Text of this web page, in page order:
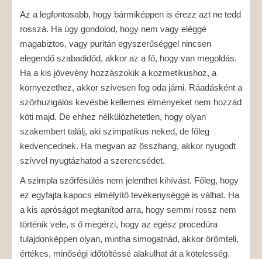
Az a legfontosabb, hogy bármiképpen is érezz azt ne tedd
rosszá. Ha úgy gondolod, hogy nem vagy eléggé
magabiztos, vagy puritán egyszerűséggel nincsen
elegendő szabadidőd, akkor az a fő, hogy van megoldás.
Ha a kis jövevény hozzászokik a kozmetikushoz, a
környezethez, akkor szívesen fog oda járni. Ráadásként a
szőrhuzigálós kevésbé kellemes élményeket nem hozzád
köti majd. De ehhez nélkülözhetetlen, hogy olyan
szakembert találj, aki szimpatikus neked, de főleg
kedvencednek. Ha megvan az összhang, akkor nyugodt
szívvel nyugtázhatod a szerencsédet.
A szimpla szőrfésülés nem jelenthet kihívást. Főleg, hogy
ez egyfajta kapocs elmélyítő tevékenységgé is válhat. Ha
a kis apróságot megtanítod arra, hogy semmi rossz nem
történik vele, s ő megérzi, hogy az egész procedúra
tulajdonképpen olyan, mintha simogatnád, akkor örömteli,
értékes, minőségi időtöltéssé alakulhat át a kötelesség.